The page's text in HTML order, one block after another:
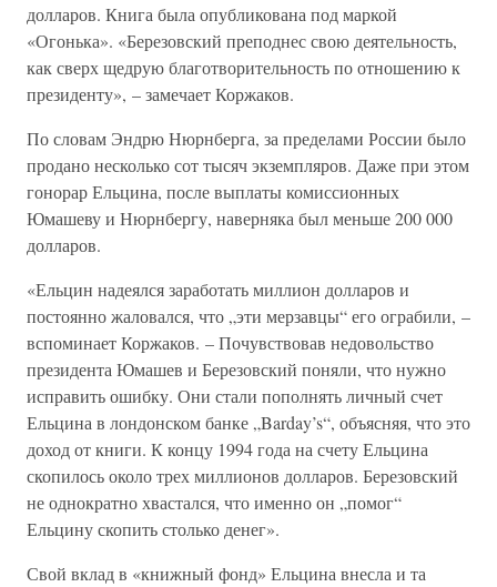
долларов. Книга была опубликована под маркой
«Огонька». «Березовский преподнес свою деятельность,
как сверх щедрую благотворительность по отношению к
президенту», – замечает Коржаков.
По словам Эндрю Нюрнберга, за пределами России было
продано несколько сот тысяч экземпляров. Даже при этом
гонорар Ельцина, после выплаты комиссионных
Юмашеву и Нюрнбергу, наверняка был меньше 200 000
долларов.
«Ельцин надеялся заработать миллион долларов и
постоянно жаловался, что „эти мерзавцы“ его ограбили, –
вспоминает Коржаков. – Почувствовав недовольство
президента Юмашев и Березовский поняли, что нужно
исправить ошибку. Они стали пополнять личный счет
Ельцина в лондонском банке „Barday’s“, объясняя, что это
доход от книги. К концу 1994 года на счету Ельцина
скопилось около трех миллионов долларов. Березовский
не однократно хвастался, что именно он „помог“
Ельцину скопить столько денег».
Свой вклад в «книжный фонд» Ельцина внесла и та